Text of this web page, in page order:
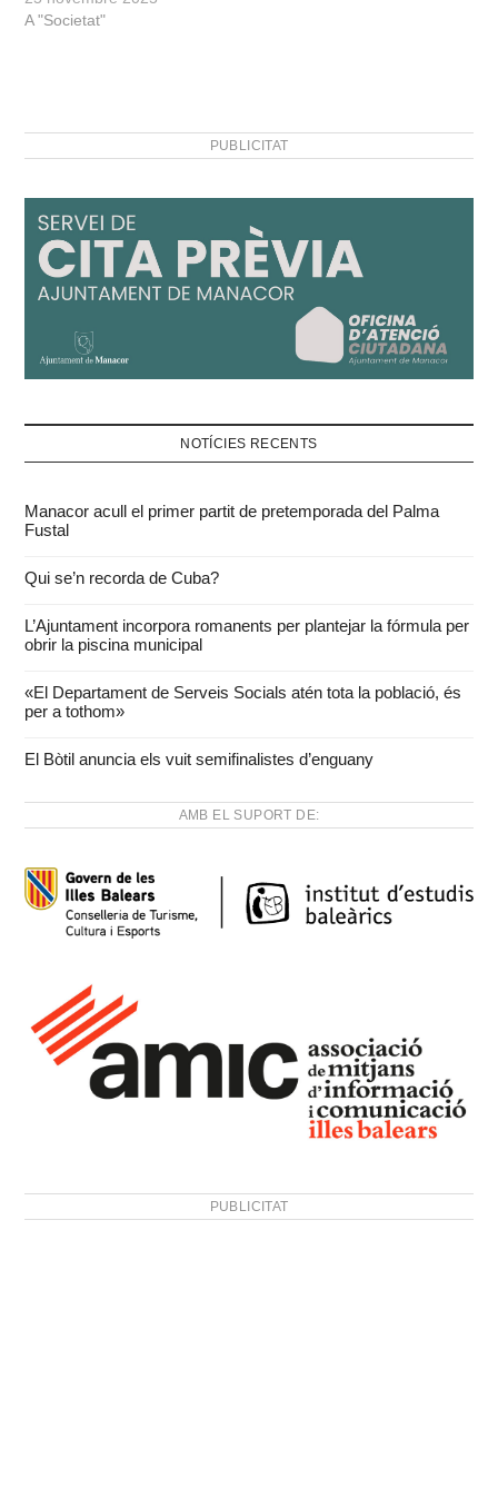
A "Societat"
PUBLICITAT
NOTÍCIES RECENTS
Manacor acull el primer partit de pretemporada del Palma
Fustal
Qui se’n recorda de Cuba?
L’Ajuntament incorpora romanents per plantejar la fórmula per
obrir la piscina municipal
«El Departament de Serveis Socials atén tota la població, és
per a tothom»
El Bòtil anuncia els vuit semifinalistes d’enguany
AMB EL SUPORT DE:
PUBLICITAT